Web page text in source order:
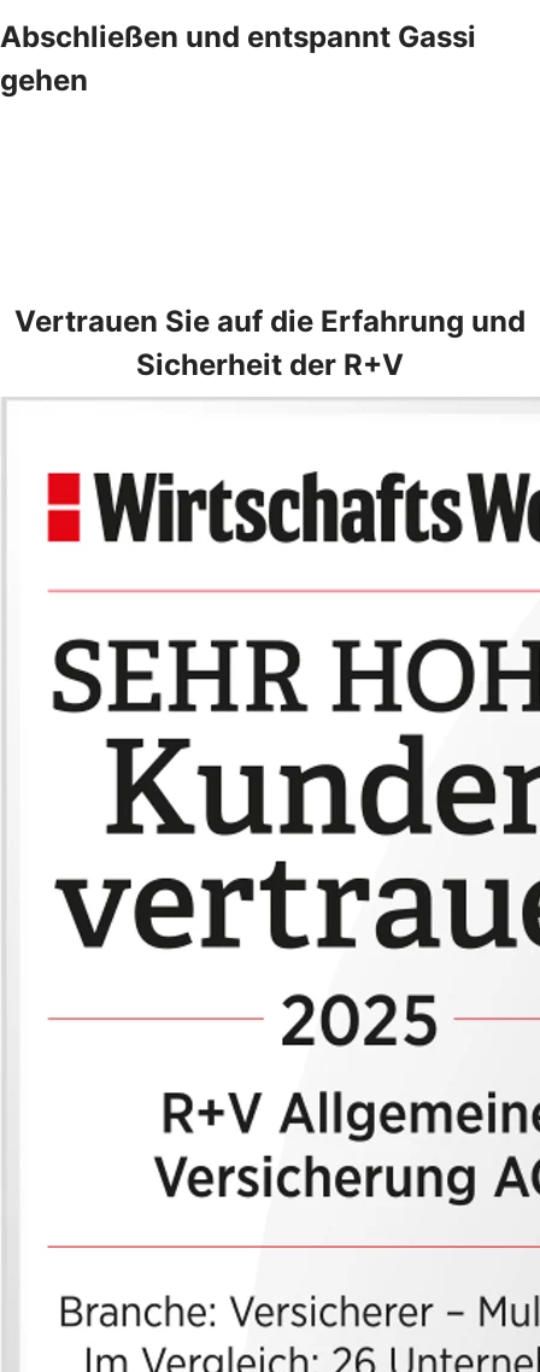
Abschließen und entspannt Gassi
gehen
Vertrauen Sie auf die Erfahrung und
Sicherheit der R+V